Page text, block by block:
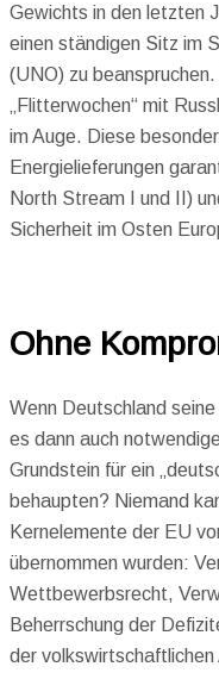
Gewichts in den letzten
einen ständigen Sitz im
(UNO) zu
„Flitterwochen“ mit
im Auge. Diese
Energielieferungen
North Stream I und II)
Sicherheit im Osten
Ohne
Wenn Deutschland
es dann auch
Grundstein für ein
behaupten? Niemand
Kernelemente der EU
übernommen wurden:
Wettbewerbsrecht,
Beherrschung der
der